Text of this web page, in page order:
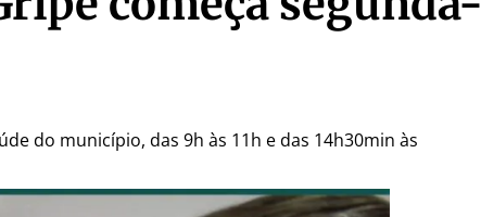
do município, das 9h às 11h e das 14h30min às